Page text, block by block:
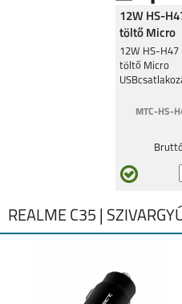
12W HS-
töltő Micro
12W HS-H47
töltő Micro
MTC-HS-
REALME C35 |